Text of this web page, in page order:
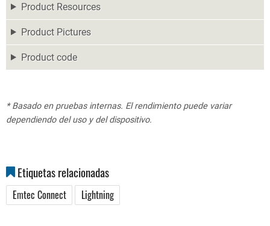
Product Resources
Product Pictures
Product code
* Basado en pruebas internas. El rendimiento puede variar
dependiendo del uso y del dispositivo.
Etiquetas relacionadas
Emtec Connect Lightning